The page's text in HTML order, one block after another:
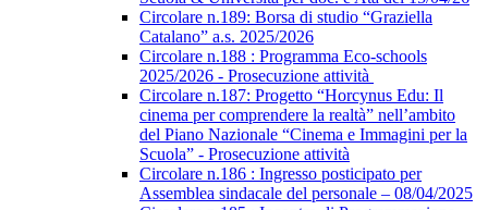
Circolare n.189: Borsa di studio “Graziella
Catalano” a.s. 2025/2026
Circolare n.188 : Programma Eco-schools
2025/2026 - Prosecuzione attività
Circolare n.187: Progetto “Horcynus Edu: Il
cinema per comprendere la realtà” nell’ambito
del Piano Nazionale “Cinema e Immagini per la
Scuola” - Prosecuzione attività
Circolare n.186 : Ingresso posticipato per
Assemblea sindacale del personale – 08/04/2025